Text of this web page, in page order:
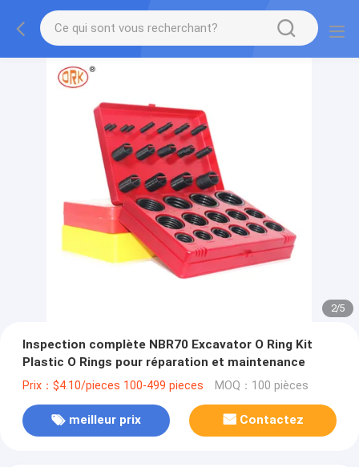
2/5
Inspection complète NBR70 Excavator O Ring Kit
Plastic O Rings pour réparation et maintenance
Prix：$4.10/pieces 100-499 pieces MOQ：100 pièces
meilleur prix Contactez